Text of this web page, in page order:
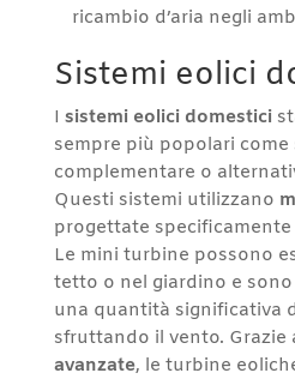
ricambio d’aria negli
Sistemi eolici
I sistemi eolici domestici
sempre più popolari come
complementare o
Questi sistemi utilizzano
progettate
Le mini turbine possono
tetto o nel giardino e
una quantità significativa
sfruttando il vento. Grazie
avanzate, le turbine